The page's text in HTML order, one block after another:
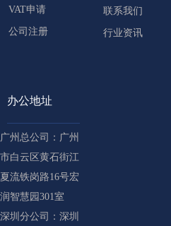
VAT申请
公司注册
联系我们
行业资讯
办公地址
广州总公司：广州
市白云区黄石街江
夏流铁岗路16号宏
润智慧园301室
深圳分公司：深圳